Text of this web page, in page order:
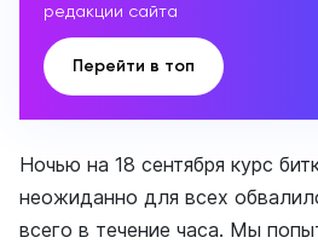
редакции сайта
Перейти в топ
Ночью на 18 сентября курс
неожиданно для всех
всего в течение часа. Мы